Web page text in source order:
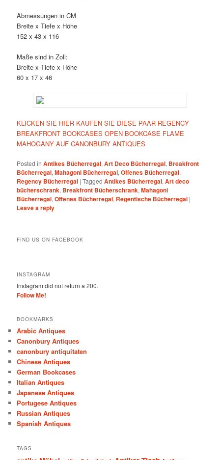
Abmessungen in CM
Breite x Tiefe x Höhe
152 x 43 x 116
Maße sind in Zoll:
Breite x Tiefe x Höhe
60 x 17 x 46
KLICKEN SIE HIER KAUFEN SIE DIESE PAAR REGENCY
BREAKFRONT BOOKCASES OPEN BOOKCASE FLAME
MAHOGANY AUF CANONBURY ANTIQUES
Posted in Antikes Bücherregal,Art Deco Bücherregal, Breakfront
Bücherregal,Mahagoni Bücherregal,Offenes Bücherregal,
Regency Bücherregal |Tagged Antikes Bücherregal,Art deco
bücherschrank, Breakfront Bücherschrank,Mahagoni
Bücherregal,Offenes Bücherregal, Regentische Bücherregal |
Leave a reply
FIND US ON FACEBOOK
INSTAGRAM
Instagram did not return a 200.
Follow Me!
BOOKMARKS
Arabic Antiques
Canonbury Antiques
canonbury antiquitaten
Chinese Antiques
German Bookcases
Italian Antiques
Japanese Antiques
Portugese Antiques
Russian Antiques
Spanish Antiques
TAGS